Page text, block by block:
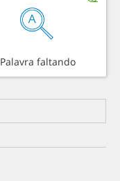
Palavra faltando